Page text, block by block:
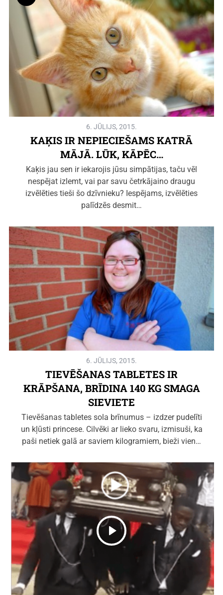
6. JŪLIJS, 2015.
KAĶIS IR NEPIECIEŠAMS KATRĀ
MĀJĀ. LŪK, KĀPĒC…
Kaķis jau sen ir iekarojis jūsu simpātijas, taču vēl
nespējat izlemt, vai par savu četrkājaino draugu
izvēlēties tieši šo dzīvnieku? Iespējams, izvēlēties
palīdzēs desmit…
6. JŪLIJS, 2015.
TIEVĒŠANAS TABLETES IR
KRĀPŠANA, BRĪDINA 140 KG SMAGA
SIEVIETE
Tievēšanas tabletes sola brīnumus – izdzer pudelīti
un kļūsti princese. Cilvēki ar lieko svaru, izmisuši, ka
paši netiek galā ar saviem kilogramiem, bieži vien…